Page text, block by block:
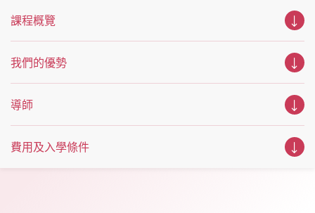
課程概覽
我們的優勢
導師
費用及入學條件